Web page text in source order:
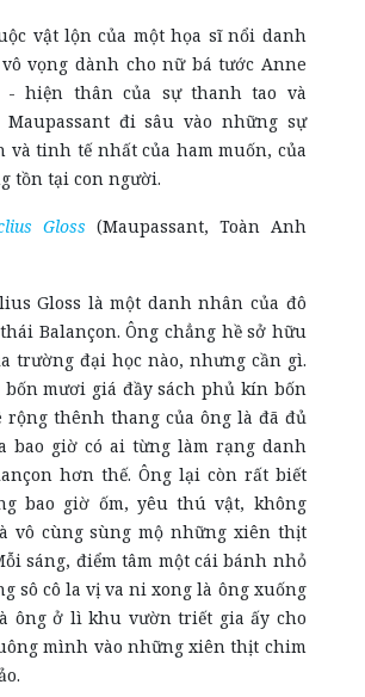
vật lộn của một họa sĩ nổi danh
vọng dành cho nữ bá tước Anne
- hiện thân của sự thanh tao và
Maupassant đi sâu vào những sự
và tinh tế nhất của ham muốn, của
tồn tại con người.
Gloss (Maupassant, Toàn Anh
Gloss là một danh nhân của đô
Balançon. Ông chẳng hề sở hữu
trường đại học nào, nhưng cần gì.
mươi giá đầy sách phủ kín bốn
rộng thênh thang của ông là đã đủ
bao giờ có ai từng làm rạng danh
hơn thế. Ông lại còn rất biết
bao giờ ốm, yêu thú vật, không
vô cùng sùng mộ những xiên thịt
sáng, điểm tâm một cái bánh nhỏ
sô cô la vị va ni xong là ông xuống
ông ở lì khu vườn triết gia ấy cho
mình vào những xiên thịt chim